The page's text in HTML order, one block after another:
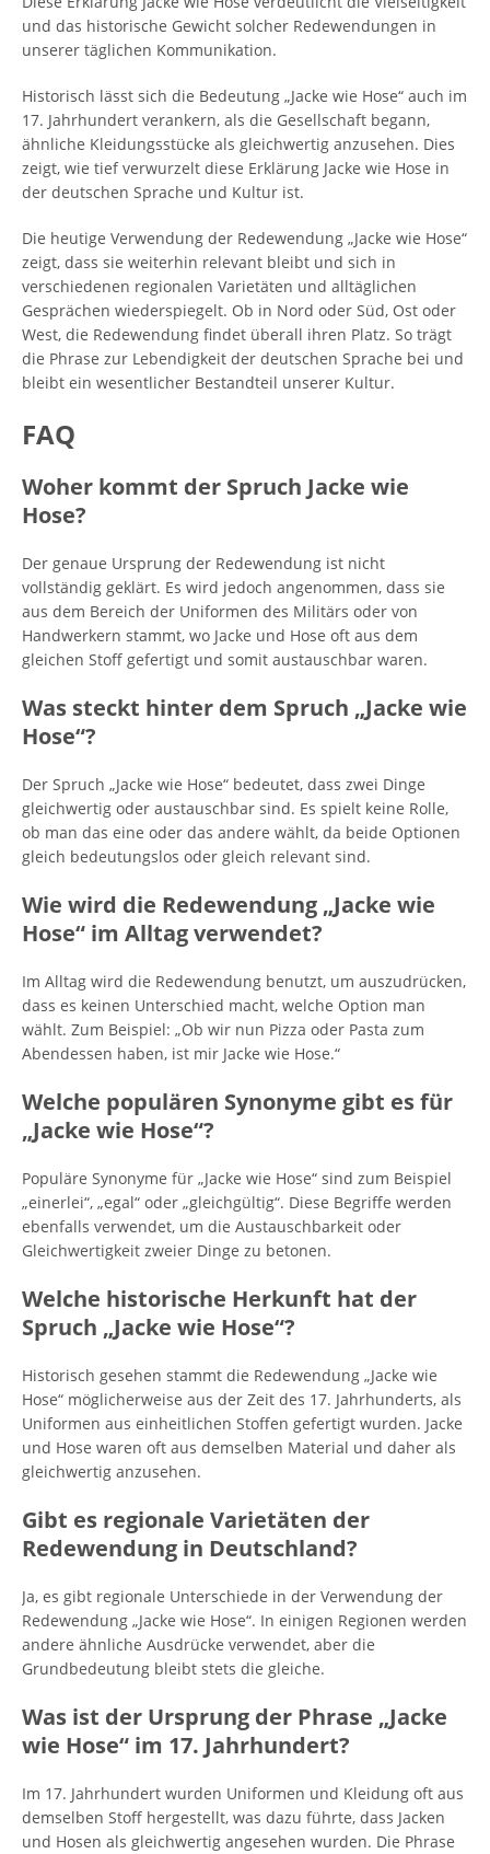
und das historische Gewicht solcher Redewendungen in
unserer täglichen Kommunikation.
Historisch lässt sich die Bedeutung „Jacke wie Hose“ auch im
17. Jahrhundert verankern, als die Gesellschaft begann,
ähnliche Kleidungsstücke als gleichwertig anzusehen. Dies
zeigt, wie tief verwurzelt diese Erklärung Jacke wie Hose in
der deutschen Sprache und Kultur ist.
Die heutige Verwendung der Redewendung „Jacke wie Hose“
zeigt, dass sie weiterhin relevant bleibt und sich in
verschiedenen regionalen Varietäten und alltäglichen
Gesprächen wiederspiegelt. Ob in Nord oder Süd, Ost oder
West, die Redewendung findet überall ihren Platz. So trägt
die Phrase zur Lebendigkeit der deutschen Sprache bei und
bleibt ein wesentlicher Bestandteil unserer Kultur.
FAQ
Woher kommt der Spruch Jacke wie
Hose?
Der genaue Ursprung der Redewendung ist nicht
vollständig geklärt. Es wird jedoch angenommen, dass sie
aus dem Bereich der Uniformen des Militärs oder von
Handwerkern stammt, wo Jacke und Hose oft aus dem
gleichen Stoff gefertigt und somit austauschbar waren.
Was steckt hinter dem Spruch „Jacke wie
Hose“?
Der Spruch „Jacke wie Hose“ bedeutet, dass zwei Dinge
gleichwertig oder austauschbar sind. Es spielt keine Rolle,
ob man das eine oder das andere wählt, da beide Optionen
gleich bedeutungslos oder gleich relevant sind.
Wie wird die Redewendung „Jacke wie
Hose“ im Alltag verwendet?
Im Alltag wird die Redewendung benutzt, um auszudrücken,
dass es keinen Unterschied macht, welche Option man
wählt. Zum Beispiel: „Ob wir nun Pizza oder Pasta zum
Abendessen haben, ist mir Jacke wie Hose.“
Welche populären Synonyme gibt es für
„Jacke wie Hose“?
Populäre Synonyme für „Jacke wie Hose“ sind zum Beispiel
„einerlei“, „egal“ oder „gleichgültig“. Diese Begriffe werden
ebenfalls verwendet, um die Austauschbarkeit oder
Gleichwertigkeit zweier Dinge zu betonen.
Welche historische Herkunft hat der
Spruch „Jacke wie Hose“?
Historisch gesehen stammt die Redewendung „Jacke wie
Hose“ möglicherweise aus der Zeit des 17. Jahrhunderts, als
Uniformen aus einheitlichen Stoffen gefertigt wurden. Jacke
und Hose waren oft aus demselben Material und daher als
gleichwertig anzusehen.
Gibt es regionale Varietäten der
Redewendung in Deutschland?
Ja, es gibt regionale Unterschiede in der Verwendung der
Redewendung „Jacke wie Hose“. In einigen Regionen werden
andere ähnliche Ausdrücke verwendet, aber die
Grundbedeutung bleibt stets die gleiche.
Was ist der Ursprung der Phrase „Jacke
wie Hose“ im 17. Jahrhundert?
Im 17. Jahrhundert wurden Uniformen und Kleidung oft aus
demselben Stoff hergestellt, was dazu führte, dass Jacken
und Hosen als gleichwertig angesehen wurden. Die Phrase